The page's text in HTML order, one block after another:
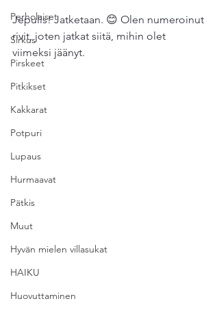
Perholaiset
Sirkus
Pirskeet
Pitkikset
Kakkarat
Potpuri
Lupaus
Hurmaavat
Pätkis
Muut
Hyvän mielen villasukat
HAIKU
Huovuttaminen
Jepulis! Jatketaan. 😊 Olen numeroinut
rivit, joten jatkat siitä, mihin olet
viimeksi jäänyt.